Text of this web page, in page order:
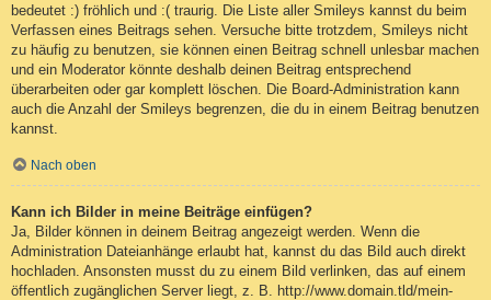
bedeutet :) fröhlich und :( traurig. Die Liste aller Smileys kannst du beim
Verfassen eines Beitrags sehen. Versuche bitte trotzdem, Smileys nicht
zu häufig zu benutzen, sie können einen Beitrag schnell unlesbar machen
und ein Moderator könnte deshalb deinen Beitrag entsprechend
überarbeiten oder gar komplett löschen. Die Board-Administration kann
auch die Anzahl der Smileys begrenzen, die du in einem Beitrag benutzen
kannst.
Nach oben
Kann ich Bilder in meine Beiträge einfügen?
Ja, Bilder können in deinem Beitrag angezeigt werden. Wenn die
Administration Dateianhänge erlaubt hat, kannst du das Bild auch direkt
hochladen. Ansonsten musst du zu einem Bild verlinken, das auf einem
öffentlich zugänglichen Server liegt, z. B. http://www.domain.tld/mein-